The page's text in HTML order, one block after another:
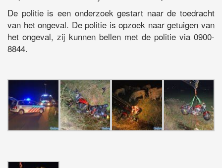
De politie is een onderzoek gestart naar de toedracht
van het ongeval. De politie is opzoek naar getuigen van
het ongeval, zij kunnen bellen met de politie via 0900-
8844.